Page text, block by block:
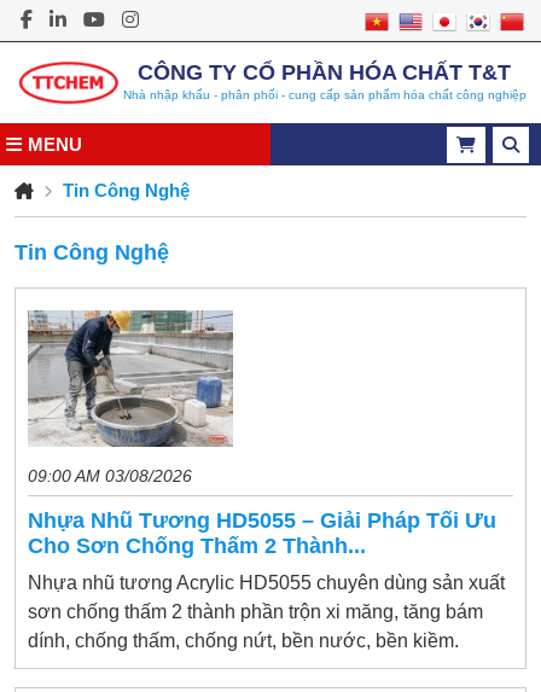
CÔNG TY CỔ PHẦN HÓA CHẤT T&T
Nhà nhập khẩu - phân phối - cung cấp sản phẩm hóa chất công nghiệp
MENU
Tin Công Nghệ
Tin Công Nghệ
09:00 AM 03/08/2026
Nhựa Nhũ Tương HD5055 – Giải Pháp Tối Ưu
Cho Sơn Chống Thấm 2 Thành...
Nhựa nhũ tương Acrylic HD5055 chuyên dùng sản xuất
sơn chống thấm 2 thành phần trộn xi măng, tăng bám
dính, chống thấm, chống nứt, bền nước, bền kiềm.